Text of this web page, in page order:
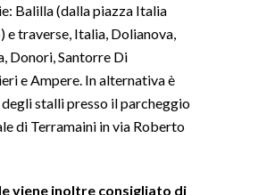
Balilla (dalla piazza Italia
e traverse, Italia, Dolianova,
Donori, Santorre Di
e Ampere. In alternativa è
stalli presso il parcheggio
di Terramaini in via Roberto
viene inoltre consigliato di